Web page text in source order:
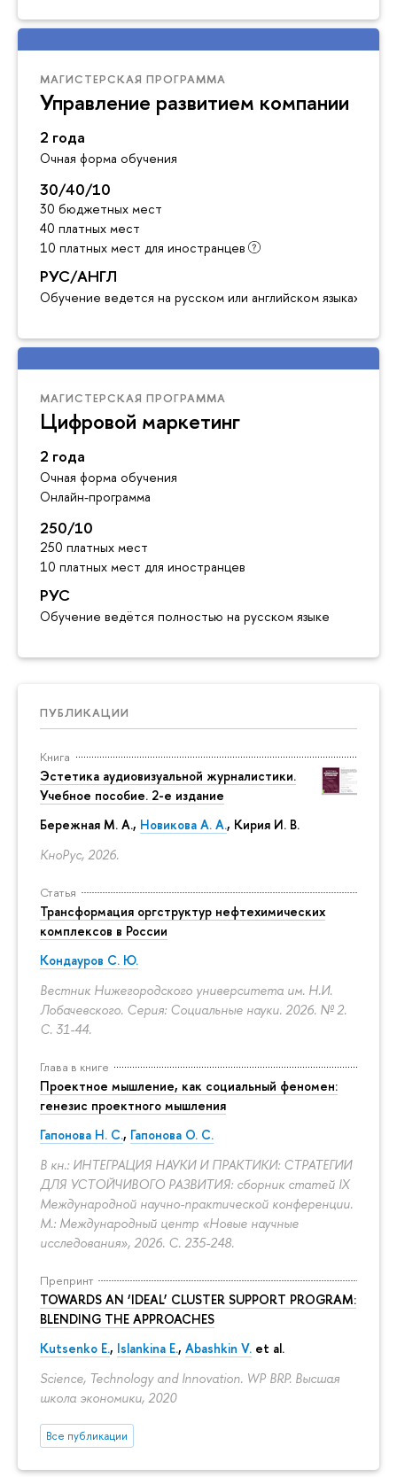
МАГИСТЕРСКАЯ ПРОГРАММА
Управление развитием компании
2 года
Очная форма обучения
30/40/10
30 бюджетных мест
40 платных мест
10 платных мест для иностранцев
РУС/АНГЛ
Обучение ведется на русском или английском языках
МАГИСТЕРСКАЯ ПРОГРАММА
Цифровой маркетинг
2 года
Очная форма обучения
Онлайн-программа
250/10
250 платных мест
10 платных мест для иностранцев
РУС
Обучение ведётся полностью на русском языке
ПУБЛИКАЦИИ
Книга
Эстетика аудиовизуальной журналистики.
Учебное пособие. 2-е издание
Бережная М. А., Новикова А. А., Кирия И. В.
КноРус, 2026.
Статья
Трансформация оргструктур нефтехимических
комплексов в России
Кондауров С. Ю.
Вестник Нижегородского университета им. Н.И.
Лобачевского. Серия: Социальные науки. 2026. № 2.
С. 31-44.
Глава в книге
Проектное мышление, как социальный феномен:
генезис проектного мышления
Гапонова Н. С., Гапонова О. С.
В кн.: ИНТЕГРАЦИЯ НАУКИ И ПРАКТИКИ: СТРАТЕГИИ
ДЛЯ УСТОЙЧИВОГО РАЗВИТИЯ: сборник статей IX
Международной научно-практической конференции.
М.: Международный центр «Новые научные
исследования», 2026. С. 235-248.
Препринт
TOWARDS AN ‘IDEAL’ CLUSTER SUPPORT PROGRAM:
BLENDING THE APPROACHES
Kutsenko E., Islankina E., Abashkin V. et al.
Science, Technology and Innovation. WP BRP. Высшая
школа экономики, 2020
Все публикации